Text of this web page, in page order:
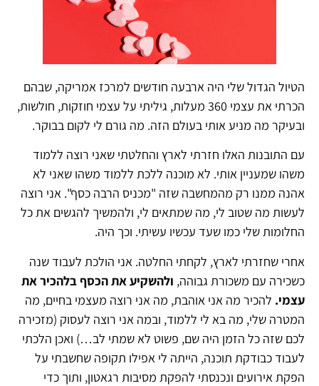
הטיול הגדול שלי היה ארבעה חודשים למרכז אמריקה, שבהם
הכרתי את עצמי 360 מעלות, גיליתי על עצמי חוזקות, חולשות,
ובעיקר מה מניע אותי בעולם הזה. מה גורם לי לקום בבוקר.
עם התובנות האלו חזרתי לארץ והחלטתי שאני רוצה ללמוד
משהו שמעניין אותי. לא מוכנה ללכת ללמוד משהו שאני לא
אהנה ממנו רק מהמחשבה שזה "מכניס הרבה כסף". אני רוצה
לעשות מה שטוב לי, מה שמתאים לי, ולהמשיך להגשים את כל
החלומות שלי כמו שעד עכשיו עשיתי. וכך היה.
אחרי שחזרתי לארץ, לקחתי החלטה. אני הולכת לעבוד שנה
כשכירה עם משכורת גבוהה, ולהשקיע את הכסף בלהכיר את
עצמי. להכיר מה אני אוהבת, מה אני רוצה מעצמי בחיים, מה
המטרה שלי, מה בא לי ללמוד, ובמה אני רוצה לעסוק (מזכירה
לכם שזה כל הזמן היה שם, פשוט לא שמתי לב…) ואכן הלכתי
לעבוד כבודקת תוכנה, הייתה לי אפילו תקופה שחשבתי על
הפקת אירועים ונכנסתי להפקת מסיבות רגאטון, ותוך כדי